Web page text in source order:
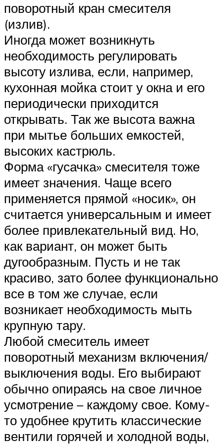
поворотный кран смесителя
(излив).
Иногда может возникнуть
необходимость регулировать
высоту излива, если, например,
кухонная мойка стоит у окна и его
периодически приходится
открывать. Так же высота важна
при мытье больших емкостей,
высоких кастрюль.
Форма «гусачка» смесителя тоже
имеет значения. Чаще всего
применяется прямой «носик», он
считается универсальным и имеет
более привлекательный вид. Но,
как вариант, он может быть
дугообразным. Пусть и не так
красиво, зато более функционально
все в том же случае, если
возникает необходимость мыть
крупную тару.
Любой смеситель имеет
поворотный механизм включения/
выключения воды. Его выбирают
обычно опираясь на свое личное
усмотрение – каждому свое. Кому-
то удобнее крутить классические
вентили горячей и холодной воды,